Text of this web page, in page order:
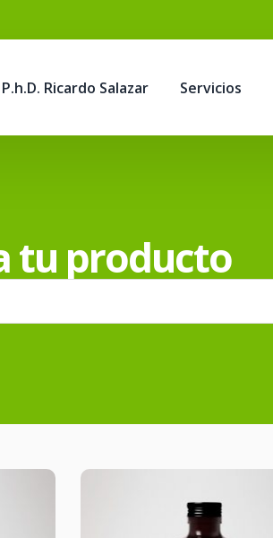
P.h.D. Ricardo Salazar Servicios
tu producto